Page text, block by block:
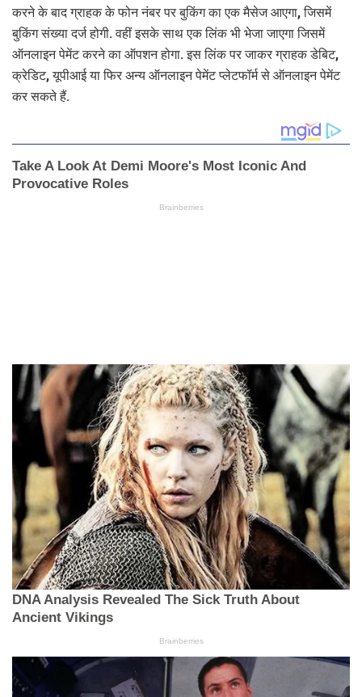
करने के बाद ग्राहक के फोन नंबर पर बुकिंग का एक मैसेज आएगा, जिसमें
बुकिंग संख्या दर्ज होगी. वहीं इसके साथ एक लिंक भी भेजा जाएगा जिसमें
ऑनलाइन पेमेंट करने का ऑपशन होगा. इस लिंक पर जाकर ग्राहक डेबिट,
क्रेडिट, यूपीआई या फिर अन्य ऑनलाइन पेमेंट प्लेटफॉर्म से ऑनलाइन पेमेंट
कर सकते हैं.